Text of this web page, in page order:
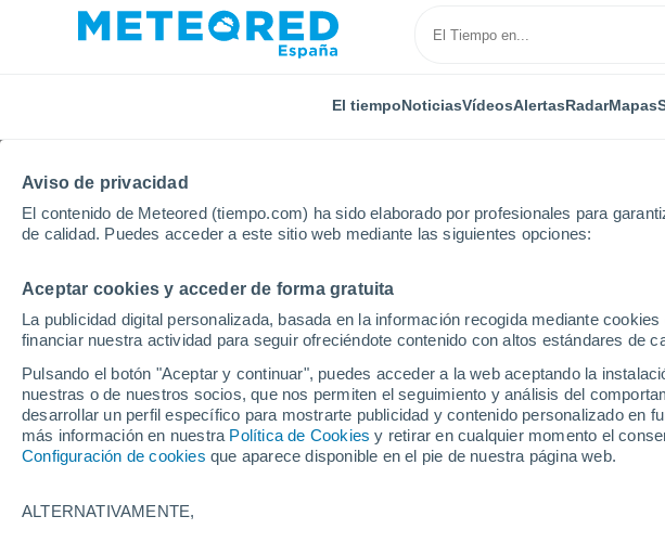
Aviso de privacidad
El contenido de Meteored (tiempo.com) ha sido elaborado por profesionales para
de calidad. Puedes acceder a este sitio web mediante las siguientes opciones:
Aceptar cookies y acceder de forma gratuita
La publicidad digital personalizada, basada en la información recogida mediante
financiar nuestra actividad para seguir ofreciéndote contenido con altos estándares de
Pulsando el botón "Aceptar y continuar", puedes acceder a la web aceptando la
nuestras o de nuestros socios, que nos permiten el seguimiento y análisis del
desarrollar un perfil específico para mostrarte publicidad y contenido personalizado en
más información en nuestra Política de Cookies y retirar en cualquier momento el
Configuración de cookies que aparece disponible en el pie de nuestra página web.
ALTERNATIVAMENTE,
El tiempoNoticiasVídeosAlertasRadarMapas
Inicio República Checa Región de Hradec Králové
Černá hora - Janské Lázně
27/11/2026
Hoy
8 Ago